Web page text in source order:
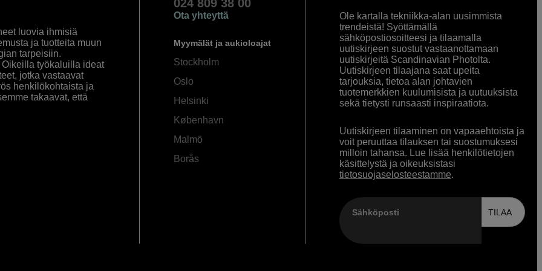
luovia ihmisiä
ja tuotteita muun
tarpeisiin.
työkaluilla ideat
jotka vastaavat
henkilökohtaista ja
takaavat, että
024 809 38 00
Ota yhteyttä
Myymälät ja aukioloajat
Stockholm
Oslo
Helsinki
København
Malmö
Borås
Ole kartalla tekniikka-alan uusimmista
trendeistä! Syöttämällä
sähköpostiosoitteesi ja tilaamalla
uutiskirjeen suostut vastaanottamaan
uutiskirjeitä Scandinavian Photolta.
Uutiskirjeen tilaajana saat upeita
tarjouksia, tietoa alan johtavien
tuotemerkkien kuulumisista ja uutuuksista
sekä tietysti runsaasti inspiraatiota.
Uutiskirjeen tilaaminen on vapaaehtoista ja
voit peruuttaa tilauksen tai suostumuksesi
milloin tahansa. Lue lisää henkilötietojen
käsittelystä ja oikeuksistasi
tietosuojaselosteestamme.
Sähköposti TILAA